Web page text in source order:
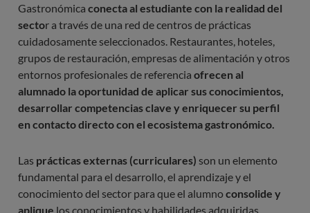
Gastronómica conecta al estudiante con la realidad del
sector a través de una red de centros de prácticas
cuidadosamente seleccionados. Restaurantes, hoteles,
grupos de restauración, empresas de alimentación y otros
entornos profesionales de referencia ofrecen al
alumnado la oportunidad de aplicar sus conocimientos,
desarrollar competencias clave y enriquecer su perfil
en contacto directo con el ecosistema gastronómico.
Las prácticas externas (curriculares) son un elemento
fundamental para el desarrollo, el aprendizaje y el
conocimiento del sector para que el alumnoconsolide y
aplique los conocimientos y habilidades adquiridas